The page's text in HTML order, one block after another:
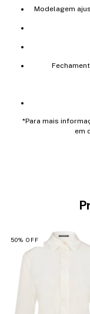
Modelagem
*Para mais
em
50% OFF